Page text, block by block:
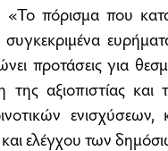
πόρισμα που
συγκεκριμένα
προτάσεις για
αξιοπιστίας και
ελέγχου των